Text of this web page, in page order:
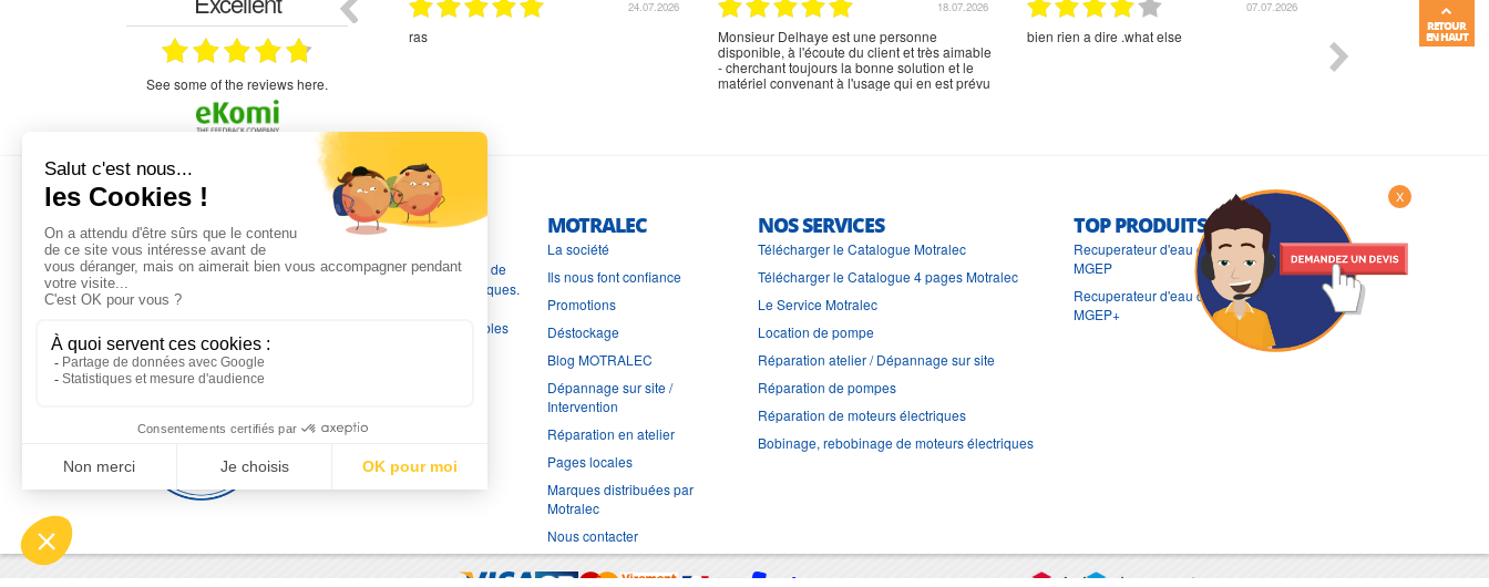
see some of the reviews here.
29.03.2026
bonjour commande pompe puit malgré un
appel en dehors des heures d ouverture votre
commercial a géré ma demande le devis reçu
immédiatement un fois le paiement effectue la
commande a été valider l envoi a été un peu
long mais dans l ensemble très satisfait
24.07.2026
ras
18.07.2026
Monsieur Delhaye est une personne
disponible, à l'écoute du client et très aimable
- cherchant toujours la bonne solution et le
matériel convenant à l'usage qui en est prévu
07.07.2026
bien rien a dire .what else
L'EXPERTISE MOTRALEC
Depuis 1976, nous sommes
Franceen pompes de relevage, station de relevage, pompe de
chauffage, suppression, forage, immergée et moteurs électriques.
Nous assurons
, tout en travaillant avec les marques les plus fiables
du marché.
MOTRALEC
La société
Ils nous font confiance
Promotions
Déstockage
Blog MOTRALEC
Dépannage sur site /
Intervention
Réparation en atelier
Pages locales
Marques distribuées par
Motralec
Nous contacter
NOS SERVICES
Télécharger le Catalogue Motralec
Télécharger le Catalogue 4 pages Motralec
Le Service Motralec
Location de pompe
Réparation atelier / Dépannage sur site
Réparation de pompes
Réparation de moteurs électriques
Bobinage, rebobinage de moteurs électriques
TOP PRODUITS
Recuperateur d'eau de pluie Flygt (Xylem)
MGEP
Recuperateur d'eau de pluie Flygt (Xylem)
MGEP+
X
RETOUR
EN HAUT